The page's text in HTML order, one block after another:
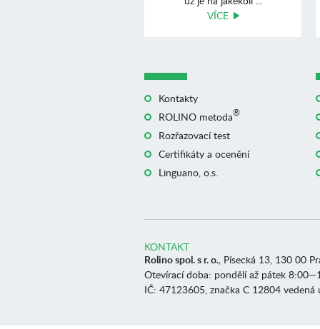
VÍCE
Kontakty
ROLINO metoda®
Rozřazovací test
Certifikáty a ocenění
Linguano, o.s.
KONTAKT
Rolino spol. s r. o. , Písecká 13, 130 00
Otevírací doba: pondělí až pátek
IČ: 47123605, značka C 12804